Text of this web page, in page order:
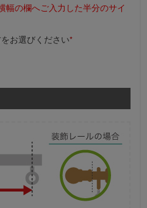
幅の欄へご入力した半分のサイ
お選びください*